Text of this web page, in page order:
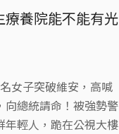
養院能不能有光
女子突破維安，高喊
向總統請命！被強勢警
年輕人，跪在公視大樓